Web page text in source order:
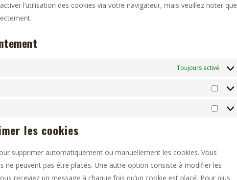
l’utilisation des cookies via votre navigateur, mais veuillez noter que
Toujours activé
les cookies
supprimer automatiquement ou manuellement les cookies. Vous
ne peuvent pas être placés. Une autre option consiste à modifier les
receviez un message à chaque fois qu’un cookie est placé. Pour plus